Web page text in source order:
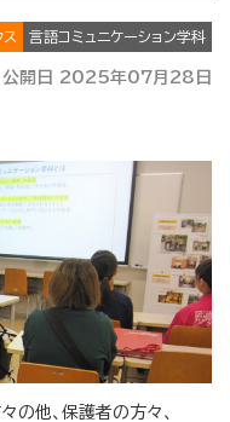
ス 言語コミュニケーション学科
公開日 2025年07月28日
の他、保護者の方々、